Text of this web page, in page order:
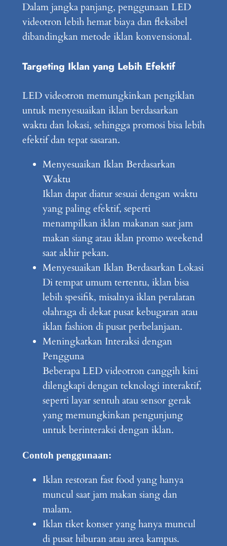
Dalam jangka panjang, penggunaan LED
videotron lebih hemat biaya dan fleksibel
dibandingkan metode iklan konvensional.
Targeting Iklan yang Lebih Efektif
LED videotron memungkinkan pengiklan
untuk menyesuaikan iklan berdasarkan
waktu dan lokasi, sehingga promosi bisa lebih
efektif dan tepat sasaran.
Menyesuaikan Iklan Berdasarkan
Waktu
Iklan dapat diatur sesuai dengan waktu
yang paling efektif, seperti
menampilkan iklan makanan saat jam
makan siang atau iklan promo weekend
saat akhir pekan.
Menyesuaikan Iklan Berdasarkan Lokasi
Di tempat umum tertentu, iklan bisa
lebih spesifik, misalnya iklan peralatan
olahraga di dekat pusat kebugaran atau
iklan fashion di pusat perbelanjaan.
Meningkatkan Interaksi dengan
Pengguna
Beberapa LED videotron canggih kini
dilengkapi dengan teknologi interaktif,
seperti layar sentuh atau sensor gerak
yang memungkinkan pengunjung
untuk berinteraksi dengan iklan.
Contoh penggunaan:
Iklan restoran fast food yang hanya
muncul saat jam makan siang dan
malam.
Iklan tiket konser yang hanya muncul
di pusat hiburan atau area kampus.